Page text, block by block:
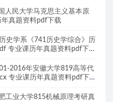
人民大学马克思主义基本原
真题资料pdf下载
史学系《741历史学综合》历
专业课历年真题资料pdf下
2016年安徽大学819高等代
专业课历年真题资料pdf下
工业大学815机械原理考研真